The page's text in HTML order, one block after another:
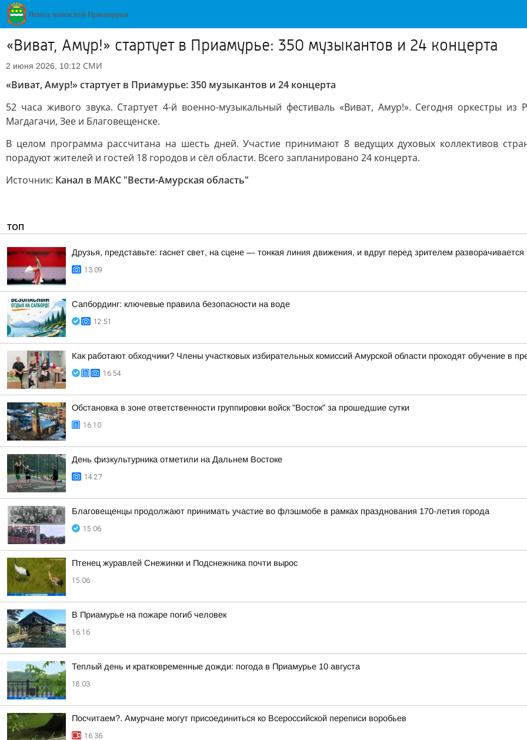
«Виват, Амур!» стартует в Приамурье: 350 музыкантов и 24 концерта
2 июня 2026, 10:12 СМИ
«Виват, Амур!» стартует в Приамурье: 350 музыкантов и 24 концерта
52 часа живого звука. Стартует 4-й военно-музыкальный фестиваль «Виват, Амур!». Сегодня оркестры
Магдагачи, Зее и Благовещенске.
В целом программа рассчитана на шесть дней. Участие принимают 8 ведущих духовых коллективов
порадуют жителей и гостей 18 городов и сёл области. Всего запланировано 24 концерта.
Источник: Канал в МАКС "Вести-Амурская область"
ТОП
Друзья, представьте: гаснет свет, на сцене — тонкая линия движения, и вдруг перед зрителем разворачивается
13:09
Сапбординг: ключевые правила безопасности на воде
12:51
Как работают обходчики? Члены участковых избирательных комиссий Амурской области проходят обучение в
16:54
Обстановка в зоне ответственности группировки войск "Восток" за прошедшие сутки
16:10
День физкультурника отметили на Дальнем Востоке
14:27
Благовещенцы продолжают принимать участие во флэшмобе в рамках празднования 170-летия города
15:06
Птенец журавлей Снежинки и Подснежника почти вырос
15:06
В Приамурье на пожаре погиб человек
16:16
Теплый день и кратковременные дожди: погода в Приамурье 10 августа
18:03
Посчитаем?. Амурчане могут присоединиться ко Всероссийской переписи воробьев
16:36